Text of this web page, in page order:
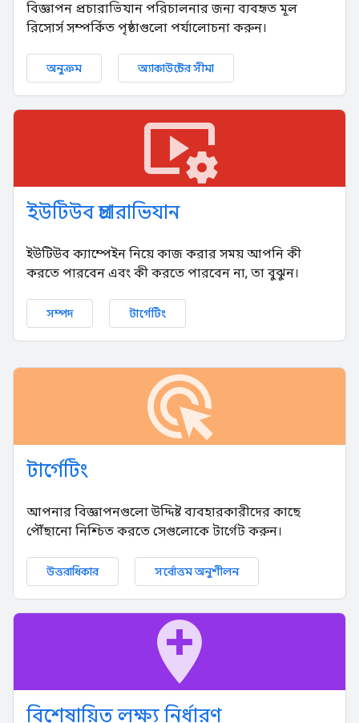
বিজ্ঞাপন প্রচারাভিযান পরিচালনার জন্য ব্যবহৃত মূল
রিসোর্স সম্পর্কিত পৃষ্ঠাগুলো পর্যালোচনা করুন।
অনুক্রম অ্যাকাউন্টের সীমা
video_settings
ইউটিউব প্রচারাভিযান
ইউটিউব ক্যাম্পেইন নিয়ে কাজ করার সময় আপনি কী
করতে পারবেন এবং কী করতে পারবেন না, তা বুঝুন।
সম্পদ টার্গেটিং
ads_click
টার্গেটিং
আপনার বিজ্ঞাপনগুলো উদ্দিষ্ট ব্যবহারকারীদের কাছে
পৌঁছানো নিশ্চিত করতে সেগুলোকে টার্গেট করুন।
উত্তরাধিকার সর্বোত্তম অনুশীলন
add_location
বিশেষায়িত লক্ষ্য নির্ধারণ